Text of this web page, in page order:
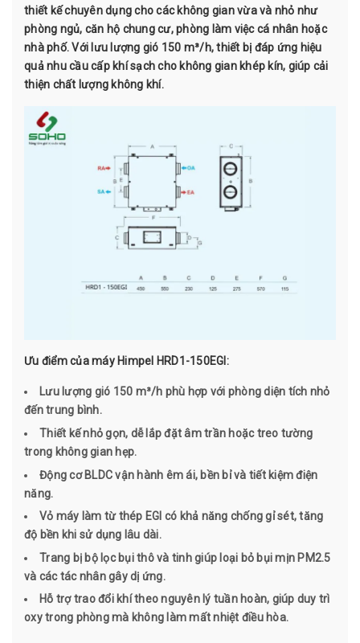
thiết kế chuyên dụng cho các không gian vừa và nhỏ như
phòng ngủ, căn hộ chung cư, phòng làm việc cá nhân hoặc
nhà phố. Với lưu lượng gió 150 m³/h, thiết bị đáp ứng hiệu
quả nhu cầu cấp khí sạch cho không gian khép kín, giúp cải
thiện chất lượng không khí.
Ưu điểm của máy Himpel HRD1-150EGI:
Lưu lượng gió 150 m³/h phù hợp với phòng diện tích nhỏ
đến trung bình.
Thiết kế nhỏ gọn, dễ lắp đặt âm trần hoặc treo tường
trong không gian hẹp.
Động cơ BLDC vận hành êm ái, bền bỉ và tiết kiệm điện
năng.
Vỏ máy làm từ thép EGI có khả năng chống gỉ sét, tăng
độ bền khi sử dụng lâu dài.
Trang bị bộ lọc bụi thô và tinh giúp loại bỏ bụi mịn PM2.5
và các tác nhân gây dị ứng.
Hỗ trợ trao đổi khí theo nguyên lý tuần hoàn, giúp duy trì
oxy trong phòng mà không làm mất nhiệt điều hòa.